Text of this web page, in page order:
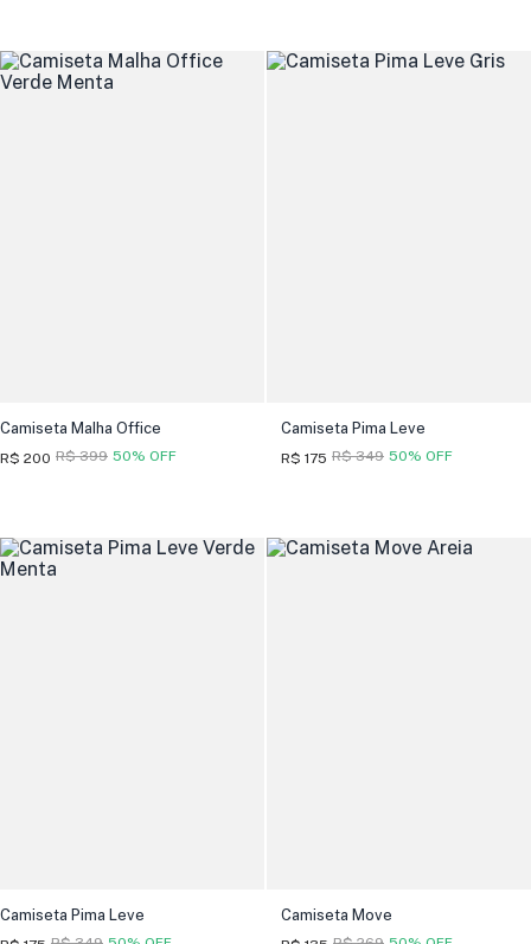
Camiseta Malha Office
R$ 200 50% OFF
R$ 399
Camiseta Pima Leve
R$ 175 50% OFF
R$ 349
Camiseta Pima Leve Camiseta Move